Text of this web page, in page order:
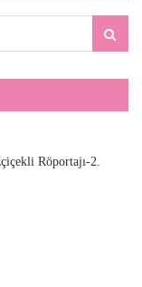
Röportajı-2.